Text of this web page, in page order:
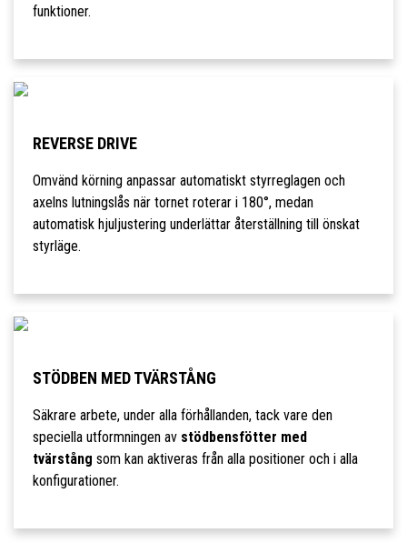
funktioner.
REVERSE DRIVE
Omvänd körning anpassar automatiskt styrreglagen och
axelns lutningslås när tornet roterar i 180°, medan
automatisk hjuljustering underlättar återställning till önskat
styrläge.
STÖDBEN MED TVÄRSTÅNG
Säkrare arbete, under alla förhållanden, tack vare den
speciella utformningen av stödbensfötter med
tvärstång som kan aktiveras från alla positioner och i alla
konfigurationer.